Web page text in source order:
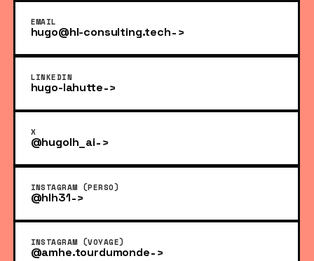
EMAIL
hugo@hl-consulting.tech
LINKEDIN
hugo-lahutte
X
@hugolh_ai
INSTAGRAM (PERSO)
@hlh31
INSTAGRAM (VOYAGE)
@amhe.tourdumonde